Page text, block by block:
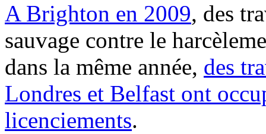
A Brighton en 2009, des
sauvage contre le
dans la même année, des
Londres et Belfast ont
licenciements.